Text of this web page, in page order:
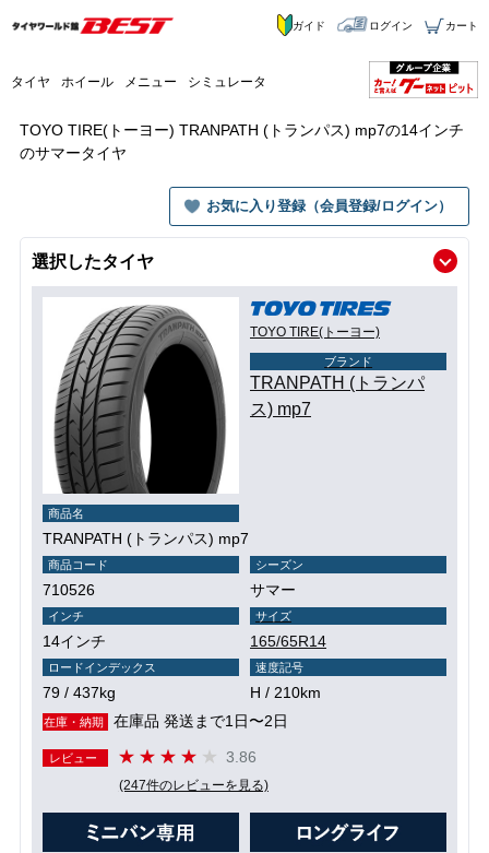
タイヤ ホイール メニュー シミュレータ
ガイド ログイン カート
TOYO TIRE(トーヨー) TRANPATH (トランパス) mp7の14インチ
のサマータイヤ
お気に入り登録（会員登録/ログイン）
選択したタイヤ
TOYO TIRE(トーヨー)
ブランド
TRANPATH (トランパ
ス) mp7
商品名
TRANPATH (トランパス) mp7
商品コード
710526
シーズン
サマー
インチ
14インチ
サイズ
165/65R14
ロードインデックス
79 / 437kg
速度記号
H / 210km
在庫・納期 在庫品 発送まで1日〜2日
レビュー 3.86
(247件のレビューを見る)